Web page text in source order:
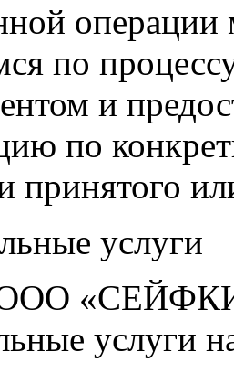
по
и
по
принятого
услуги
услуги